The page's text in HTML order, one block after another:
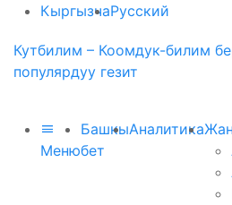
КыргызчаРусский
Кутбилим – Коомдук-билим
популярдуу гезит
Меню
Башкы
бет
Аналитика